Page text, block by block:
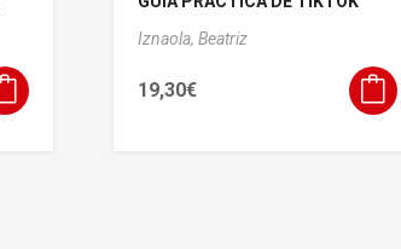
Iznaola, Beatriz
19,30€